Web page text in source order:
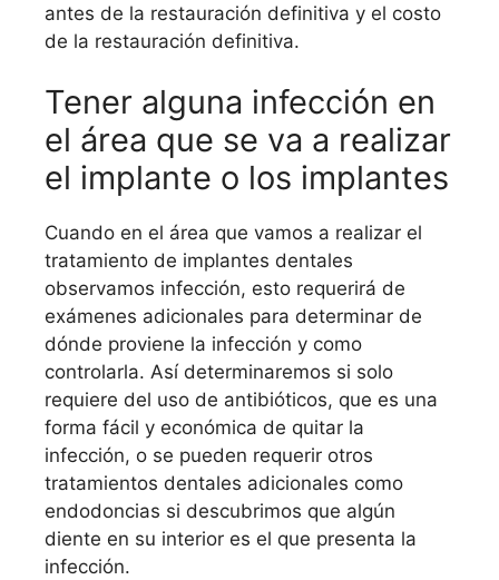
antes de la restauración definitiva y el costo
de la restauración definitiva.
Tener alguna infección en
el área que se va a realizar
el implante o los implantes
Cuando en el área que vamos a realizar el
tratamiento de implantes dentales
observamos infección, esto requerirá de
exámenes adicionales para determinar de
dónde proviene la infección y como
controlarla. Así determinaremos si solo
requiere del uso de antibióticos, que es una
forma fácil y económica de quitar la
infección, o se pueden requerir otros
tratamientos dentales adicionales como
endodoncias si descubrimos que algún
diente en su interior es el que presenta la
infección.